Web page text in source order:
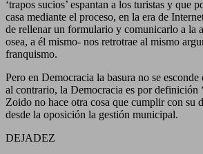
‘trapos sucios’ espantan a los turistas y que
casa mediante el proceso, en la era de
de rellenar un formulario y comunicarlo a la
osea, a él mismo- nos retrotrae al mismo
franquismo.
Pero en Democracia la basura no se
al contrario, la Democracia es por definición
Zoido no hace otra cosa que cumplir con su
desde la oposición la gestión municipal.
DEJADEZ